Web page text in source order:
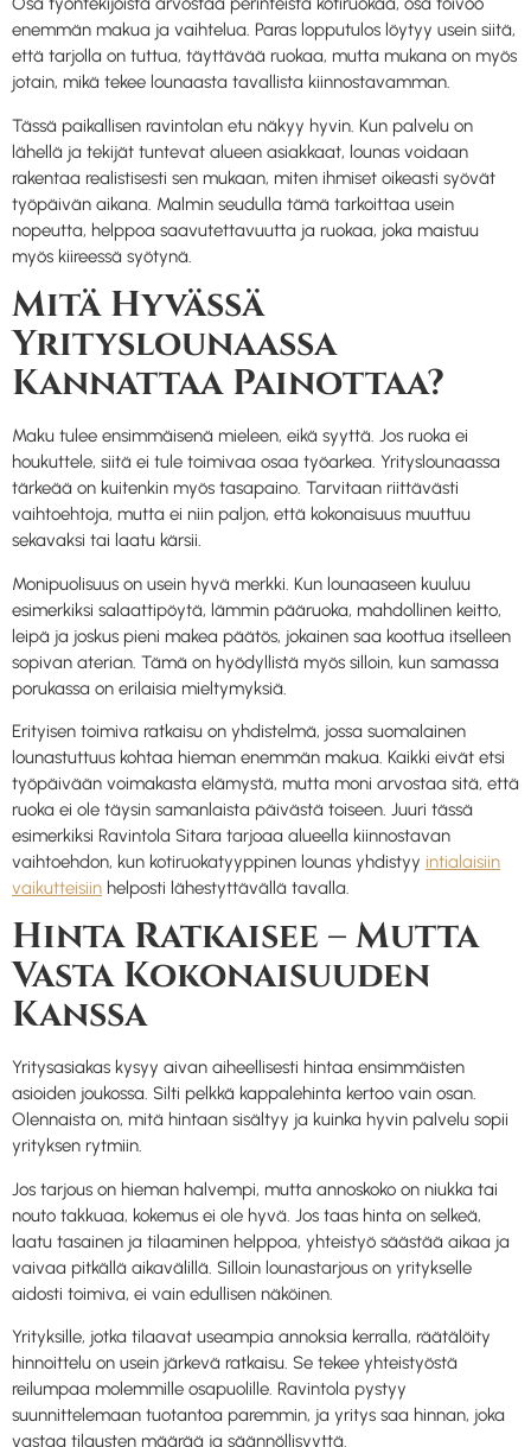
enemmän makua ja vaihtelua. Paras lopputulos löytyy usein siitä,
että tarjolla on tuttua, täyttävää ruokaa, mutta mukana on myös
jotain, mikä tekee lounaasta tavallista kiinnostavamman.
Tässä paikallisen ravintolan etu näkyy hyvin. Kun palvelu on
lähellä ja tekijät tuntevat alueen asiakkaat, lounas voidaan
rakentaa realistisesti sen mukaan, miten ihmiset oikeasti syövät
työpäivän aikana. Malmin seudulla tämä tarkoittaa usein
nopeutta, helppoa saavutettavuutta ja ruokaa, joka maistuu
myös kiireessä syötynä.
Mitä Hyvässä
Yrityslounaassa
Kannattaa Painottaa?
Maku tulee ensimmäisenä mieleen, eikä syyttä. Jos ruoka ei
houkuttele, siitä ei tule toimivaa osaa työarkea. Yrityslounaassa
tärkeää on kuitenkin myös tasapaino. Tarvitaan riittävästi
vaihtoehtoja, mutta ei niin paljon, että kokonaisuus muuttuu
sekavaksi tai laatu kärsii.
Monipuolisuus on usein hyvä merkki. Kun lounaaseen kuuluu
esimerkiksi salaattipöytä, lämmin pääruoka, mahdollinen keitto,
leipä ja joskus pieni makea päätös, jokainen saa koottua itselleen
sopivan aterian. Tämä on hyödyllistä myös silloin, kun samassa
porukassa on erilaisia mieltymyksiä.
Erityisen toimiva ratkaisu on yhdistelmä, jossa suomalainen
lounastuttuus kohtaa hieman enemmän makua. Kaikki eivät etsi
työpäivään voimakasta elämystä, mutta moni arvostaa sitä, että
ruoka ei ole täysin samanlaista päivästä toiseen. Juuri tässä
esimerkiksi Ravintola Sitara tarjoaa alueella kiinnostavan
vaihtoehdon, kun kotiruokatyyppinen lounas yhdistyy intialaisiin
vaikutteisiin helposti lähestyttävällä tavalla.
Hinta Ratkaisee – Mutta
Vasta Kokonaisuuden
Kanssa
Yritysasiakas kysyy aivan aiheellisesti hintaa ensimmäisten
asioiden joukossa. Silti pelkkä kappalehinta kertoo vain osan.
Olennaista on, mitä hintaan sisältyy ja kuinka hyvin palvelu sopii
yrityksen rytmiin.
Jos tarjous on hieman halvempi, mutta annoskoko on niukka tai
nouto takkuaa, kokemus ei ole hyvä. Jos taas hinta on selkeä,
laatu tasainen ja tilaaminen helppoa, yhteistyö säästää aikaa ja
vaivaa pitkällä aikavälillä. Silloin lounastarjous on yritykselle
aidosti toimiva, ei vain edullisen näköinen.
Yrityksille, jotka tilaavat useampia annoksia kerralla, räätälöity
hinnoittelu on usein järkevä ratkaisu. Se tekee yhteistyöstä
reilumpaa molemmille osapuolille. Ravintola pystyy
suunnittelemaan tuotantoa paremmin, ja yritys saa hinnan, joka
vastaa tilausten määrää ja säännöllisyyttä.